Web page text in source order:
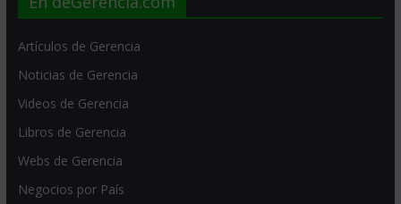
Artículos de Gerencia
Noticias de Gerencia
Videos de Gerencia
Libros de Gerencia
Webs de Gerencia
Negocios por País